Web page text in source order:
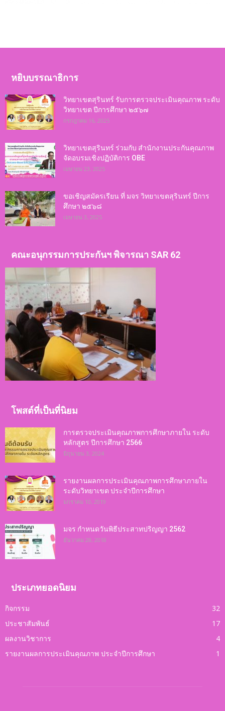
หยิบบรรณาธิการ
วิทยาเขตสุรินทร์ รับการตรวจประเมินคุณภาพ ระดับ
วิทยาเขต ปีการศึกษา ๒๕๖๗
กรกฎาคม 16, 2025
วิทยาเขตสุรินทร์ ร่วมกับ สำนักงานประกันคุณภาพ
จัดอบรมเชิงปฏิบัติการ OBE
เมษายน 23, 2025
ขอเชิญสมัครเรียน ที่ มจร วิทยาเขตสุรินทร์ ปีการ
ศึกษา ๒๕๖๘
เมษายน 3, 2025
คณะอนุกรรมการประกันฯ พิจารณา SAR 62
โพสต์ที่เป็นที่นิยม
การตรวจประเมินคุณภาพการศึกษาภายใน ระดับ
หลักสูตร ปีการศึกษา 2566
มิถุนายน 3, 2024
รายงานผลการประเมินคุณภาพการศึกษาภายใน
ระดับวิทยาเขต ประจำปีการศึกษา
มกราคม 10, 2019
มจร กำหนดวันพิธีประสาทปริญญา 2562
ธันวาคม 28, 2018
ประเภทยอดนิยม
กิจกรรม
32
ประชาสัมพันธ์
17
ผลงานวิชาการ
4
รายงานผลการประเมินคุณภาพ ประจำปีการศึกษา
1